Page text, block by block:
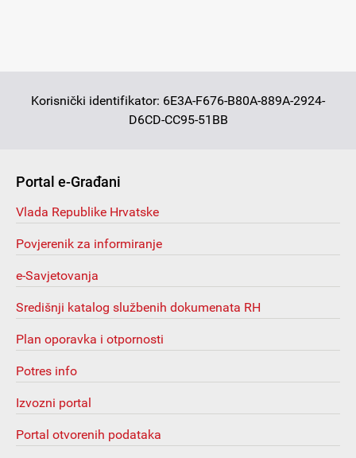
Korisnički identifikator: 6E3A-F676-B80A-889A-2924-
D6CD-CC95-51BB
Portal e-Građani
Vlada Republike Hrvatske
Povjerenik za informiranje
e-Savjetovanja
Središnji katalog službenih dokumenata RH
Plan oporavka i otpornosti
Potres info
Izvozni portal
Portal otvorenih podataka